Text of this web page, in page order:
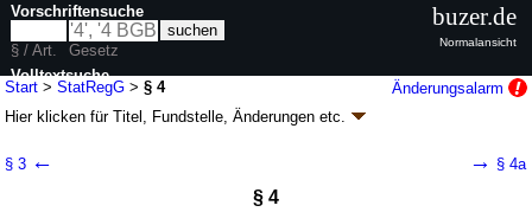
Start >StatRegG >§ 4
Änderungsalarm
Hier klicken fürTitel, Fundstelle, Änderungen etc.
BGBl. I S. 2727
§ 3 ← → § 4a
§ 4
Vorschriftensuche
§ / Art.
Gesetz
Volltextsuche
nur in StatRegG
buzer.de
Normalansicht